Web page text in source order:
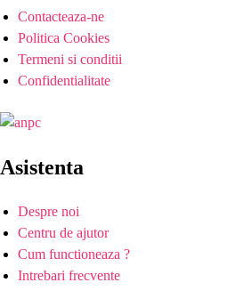
Contacteaza-ne
Politica Cookies
Termeni si conditii
Confidentialitate
Asistenta
Despre noi
Centru de ajutor
Cum functioneaza ?
Intrebari frecvente